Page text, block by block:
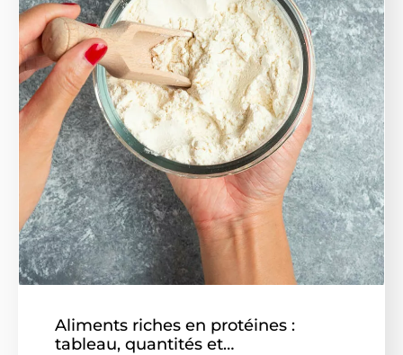
Aliments riches en protéines :
tableau, quantités et…